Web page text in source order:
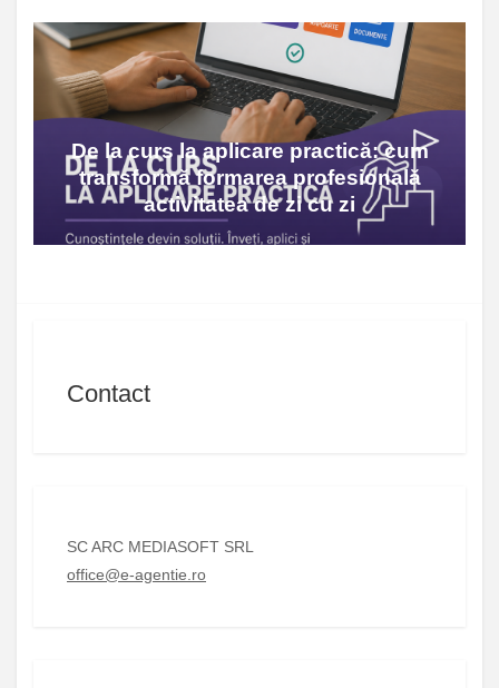
De la curs la aplicare practică: cum
transformă formarea profesională
activitatea de zi cu zi
Contact
SC ARC MEDIASOFT SRL
office@e-agentie.ro